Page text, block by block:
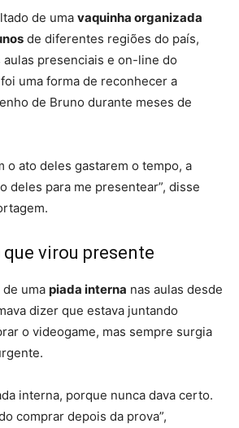
de uma vaquinha organizada
de diferentes regiões do país,
presenciais e on-line do
uma forma de reconhecer a
de Bruno durante meses de
o ato deles gastarem o tempo, a
deles para me presentear”, disse
virou presente
uma piada interna nas aulas desde
dizer que estava juntando
o videogame, mas sempre surgia
interna, porque nunca dava certo.
comprar depois da prova”,